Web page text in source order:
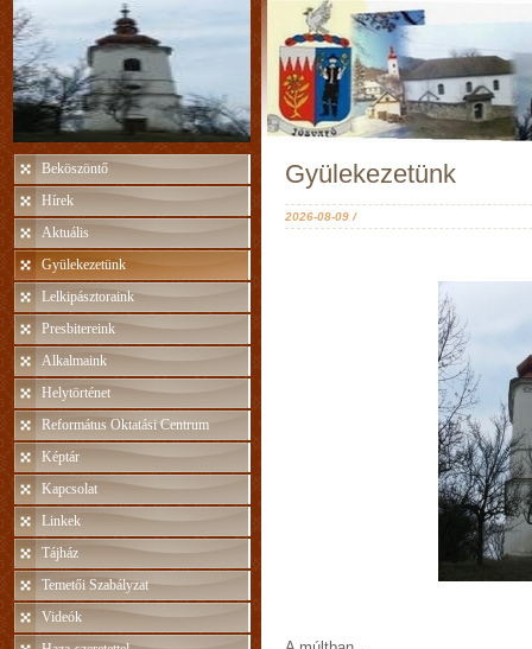
Beköszöntő
Hírek
Aktuális
Gyülekezetünk
Lelkipásztoraink
Presbitereink
Alkalmaink
Helytörténet
Református Oktatási Centrum
Képtár
Kapcsolat
Linkek
Tájház
Temetői Szabályzat
Videók
Gyülekezetünk
2026-08-09 /